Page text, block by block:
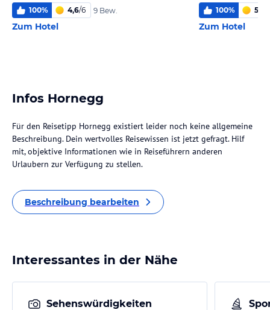
100% 4,6/6 9 Bew.
Zum Hotel
100% 5,2
Zum Hotel
Infos Hornegg
Für den Reisetipp Hornegg existiert leider noch keine allgemeine
Beschreibung. Dein wertvolles Reisewissen ist jetzt gefragt. Hilf
mit, objektive Informationen wie in Reiseführern anderen
Urlaubern zur Verfügung zu stellen.
Beschreibung bearbeiten
Interessantes in der Nähe
Sehenswürdigkeiten